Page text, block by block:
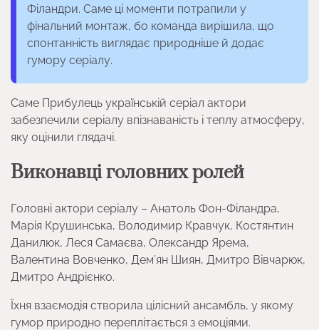
Філандри. Саме ці моменти потрапили у
фінальний монтаж, бо команда вирішила, що
спонтанність виглядає природніше й додає
гумору серіалу.
Саме Прибулець українській серіал актори
забезпечили серіалу впізнаваність і теплу атмосферу,
яку оцінили глядачі.
Виконавці головних ролей
Головні актори серіалу – Анатоль Фон-Філандра,
Марія Крушинська, Володимир Кравчук, Костянтин
Данилюк, Леся Самаєва, Олександр Ярема,
Валентина Вовченко, Дем’ян Шиян, Дмитро Вівчарюк,
Дмитро Андрієнко.
Їхня взаємодія створила цілісний ансамбль, у якому
гумор природно переплітається з емоціями.